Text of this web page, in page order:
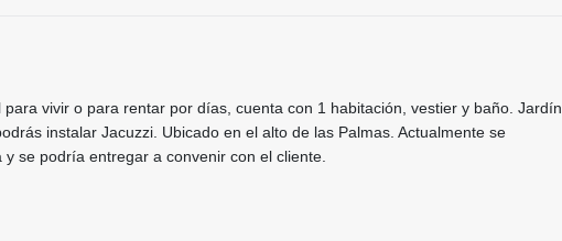
para vivir o para rentar por días, cuenta con 1 habitación, vestier y baño. Jardín
instalar Jacuzzi. Ubicado en el alto de las Palmas. Actualmente se
se podría entregar a convenir con el cliente.